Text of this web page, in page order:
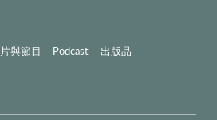
與節目 Podcast
出版品